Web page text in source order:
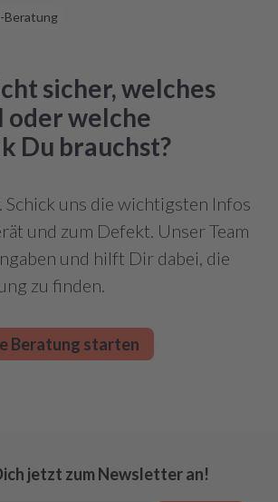
Beratung
sicher, welches
oder welche
Du brauchst?
Schick uns die wichtigsten Infos
und zum Defekt. Unser Team
und hilft Dir dabei, die
zu finden.
Beratung starten
jetzt zum Newsletter an!